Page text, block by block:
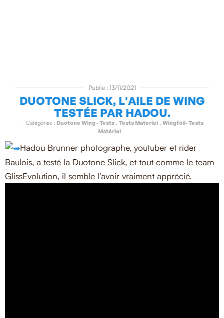
Publié : 13/11/2021
DUOTONE SLICK, L'AILE DE WING
TESTÉE PAR HADOU.
Catégories : Duotone Wing - Tests, Tests Materiel, Wingfoil- Tests
Matériel
Hadou Brunner photographe, youtuber et rider
Baulois, a testé la Duotone Slick, et tout comme le team
GlissEvolution, il semble l'avoir vraiment apprécié.